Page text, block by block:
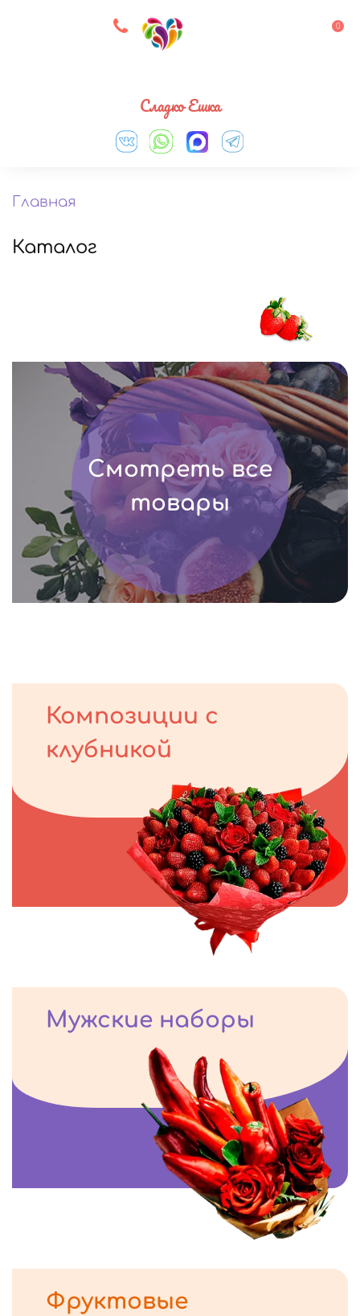
8 927 083 33 05 0
Сладко Ешка
Главная
Каталог
Смотреть все
товары
Композиции с
клубникой
Мужские наборы
Фруктовые